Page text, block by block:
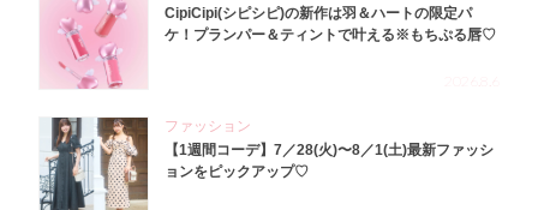
CipiCipi(シピシピ)の新作は羽＆ハートの限定パ
ケ！プランパー＆ティントで叶える※もちぷる唇♡
ファッション
【1週間コーデ】7／28(火)〜8／1(土)最新ファッシ
ョンをピックアップ♡